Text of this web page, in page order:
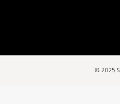
© 2025